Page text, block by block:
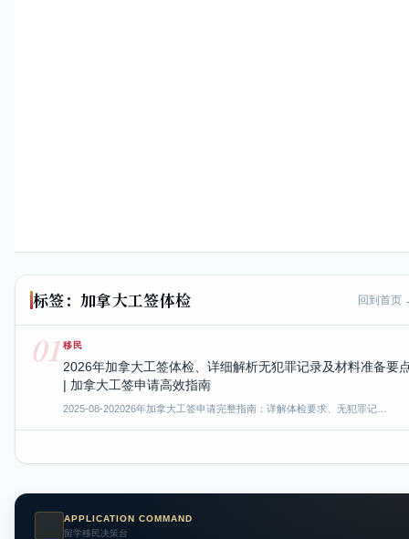
标签：加拿大工签体检 回到首页
01 移民
2026年加拿大工签体检、详细解析无犯罪记录及材料准备要
| 加拿大工签申请高效指南
2025-08-202026年加拿大工签申请完整指南：详解体检要求、无犯罪记…
APPLICATION COMMAND
留学移民决策台